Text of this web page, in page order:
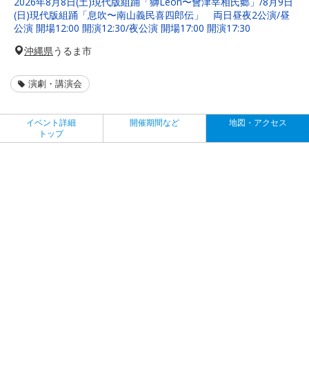
(日)現代版組踊「息吹〜南山義民喜四郎伝」 両日昼夜2公演/昼
公演 開場12:00 開演12:30/夜公演 開場17:00 開演17:30
沖縄県うるま市
演劇・講演会
イベント詳細
トップ
開催期間など 地図・アクセス